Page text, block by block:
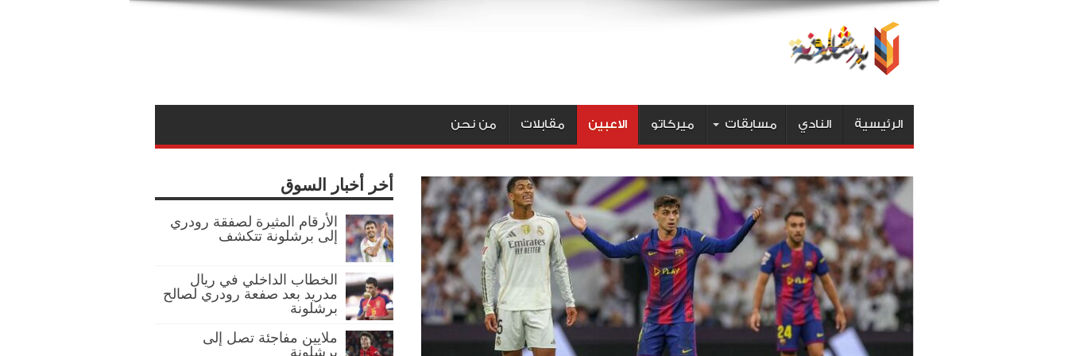
الرئيسية النادي مسابقات ميركاتو الاعبين مقابلات من نحن
أخر أخبار السوق
الأرقام المثيرة لصفقة رودري
إلى برشلونة تتكشف
الخطاب الداخلي في ريال
مدريد بعد صفعة رودري لصالح
برشلونة
ملايين مفاجئة تصل إلى
برشلونة